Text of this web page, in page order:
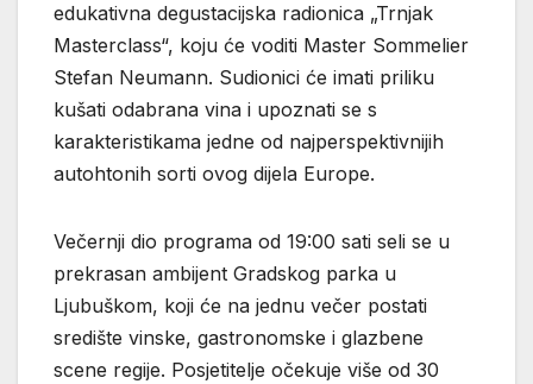
edukativna degustacijska radionica „Trnjak
Masterclass“, koju će voditi Master Sommelier
Stefan Neumann. Sudionici će imati priliku
kušati odabrana vina i upoznati se s
karakteristikama jedne od najperspektivnijih
autohtonih sorti ovog dijela Europe.
Večernji dio programa od 19:00 sati seli se u
prekrasan ambijent Gradskog parka u
Ljubuškom, koji će na jednu večer postati
središte vinske, gastronomske i glazbene
scene regije. Posjetitelje očekuje više od 30